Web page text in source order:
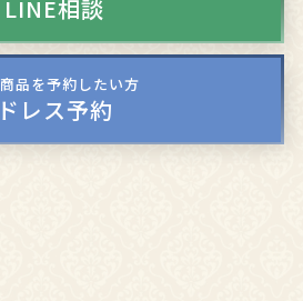
LINE相談
品を予約したい方
ドレス予約